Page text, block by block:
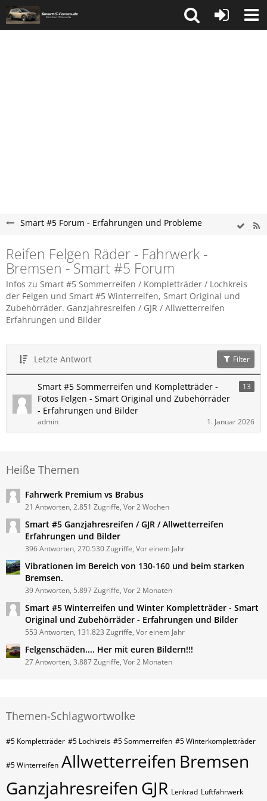
Smart #5 Forum - Erfahrungen und Probleme
Reifen Felgen Räder - Fahrwerk -
Bremsen - Smart #5 Forum
Infos zu Smart #5 Sommerreifen / Kompletträder / Lochkreis
der Felgen und Smart #5 Winterreifen, Smart Original und
Zubehörräder. Ganzjahresreifen / GJR / Allwetterreifen
Erfahrungen und Bilder
Letzte Antwort Filter
Smart #5 Sommerreifen und Kompletträder -
Fotos Felgen - Smart Original und Zubehörräder
- Erfahrungen und Bilder
13
admin 1. Januar 2026
Heiße Themen
Fahrwerk Premium vs Brabus
21 Antworten, 2.851 Zugriffe, Vor 2 Wochen
Smart #5 Ganzjahresreifen / GJR / Allwetterreifen
Erfahrungen und Bilder
396 Antworten, 270.530 Zugriffe, Vor einem Jahr
Vibrationen im Bereich von 130-160 und beim starken
Bremsen.
39 Antworten, 5.897 Zugriffe, Vor 2 Monaten
Smart #5 Winterreifen und Winter Kompletträder - Smart
Original und Zubehörräder - Erfahrungen und Bilder
553 Antworten, 131.823 Zugriffe, Vor einem Jahr
Felgenschäden.... Her mit euren Bildern!!!
27 Antworten, 3.887 Zugriffe, Vor 2 Monaten
Themen-Schlagwortwolke
#5 Kompletträder #5 Lochkreis #5 Sommerreifen #5 Winterkompletträder
#5 Winterreifen Allwetterreifen Bremsen
Ganzjahresreifen GJR Lenkrad Luftfahrwerk